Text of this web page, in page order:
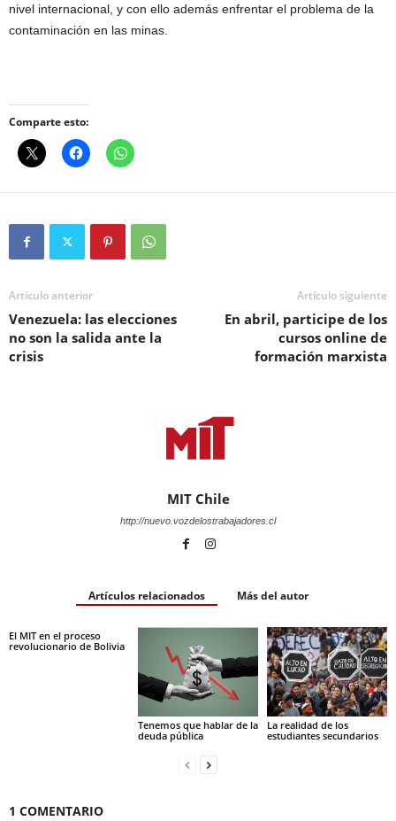
nivel internacional, y con ello además enfrentar el problema de la
contaminación en las minas.
Comparte esto:
Artículo anterior
Venezuela: las elecciones
no son la salida ante la
crisis
Artículo siguiente
En abril, participe de los
cursos online de
formación marxista
MIT Chile
http://nuevo.vozdelostrabajadores.cl
Artículos relacionados Más del autor
El MIT en el proceso
revolucionario de Bolivia
Tenemos que hablar de la
deuda pública
La realidad de los
estudiantes secundarios
1 COMENTARIO